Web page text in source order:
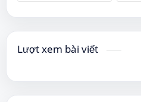
Lượt xem bài viết